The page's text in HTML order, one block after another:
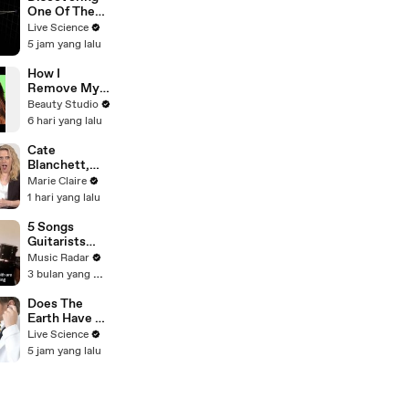
One Of The
Largest Black
Holes In The
Live Science
5 jam yang lalu
How I
Remove My
Ballroom Hair
Beauty Studio
6 hari yang lalu
Cate
Blanchett,
Sandra
Bullock, Mila
Gabrielle
Union, And
More Plays |
How Well Do
You Know
Your Co-Star |
Marie Claire
Marie Claire
1 hari yang lalu
5 Songs
Guitarists
Need To Hear
By The Cure
Music Radar
3 bulan yang lalu
Does The
Earth Have A
Pulse?
Live Science
5 jam yang lalu